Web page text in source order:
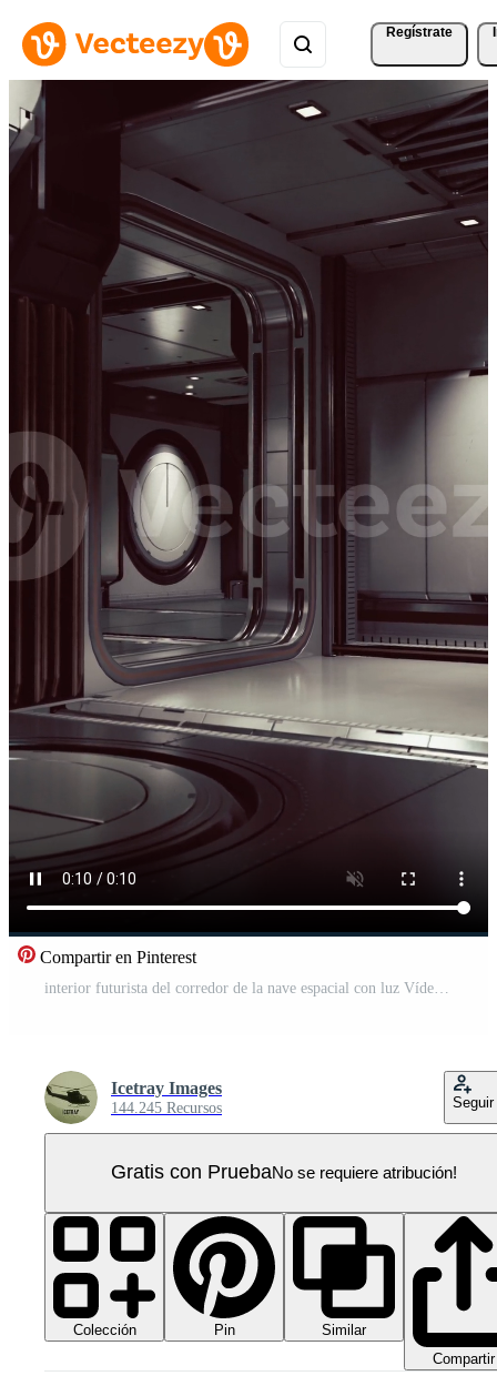
Regístrate
Compartir en Pinterest
Icetray Images
144.245 Recursos Seguir
Gratis con PruebaNo se requiere atribución!
Colección Pin
Similar
Compartir